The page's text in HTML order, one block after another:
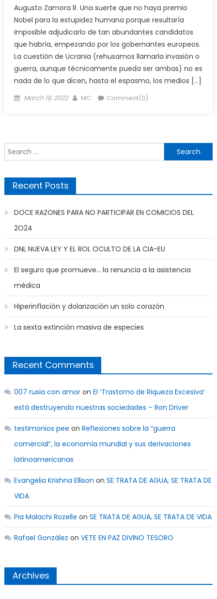
Augusto Zamora R. Una suerte que no haya premio
Nobel para la estupidez humana porque resultaría
imposible adjudicarlo de tan abundantes candidatos
que habría, empezando por los gobernantes europeos.
La cuestión de Ucrania (rehusamos llamarla invasión o
guerra, aunque técnicamente pueda ser ambas) no es
nada de lo que dicen, hasta el espasmo, los medios […]
Posted
March 19, 2022 Author
MC Comment(0)
Search
for:
Recent Posts
DOCE RAZONES PARA NO PARTICIPAR EN COMICIOS DEL
2O24
DNI, NUEVA LEY Y EL ROL OCULTO DE LA CIA-EU
El seguro que promueve… la renuncia a la asistencia
médica
Hiperinflación y dolarización un solo corazón
La sexta extinción masiva de especies
Recent Comments
007 rusia con amoron El ‘Trastorno de Riqueza Excesiva’
está destruyendo nuestras sociedades – Ron Driver
testimonios pee on Reflexiones sobre la “guerra
comercial”, la economía mundial y sus derivaciones
latinoamericanas
Evangelia Krishna Ellison on SE TRATA DE AGUA, SE TRATA DE
VIDA
Pia Malachi Rozelle on SE TRATA DE AGUA, SE TRATA DE VIDA
Rafael González on VETE EN PAZ DIVINO TESORO
Archives